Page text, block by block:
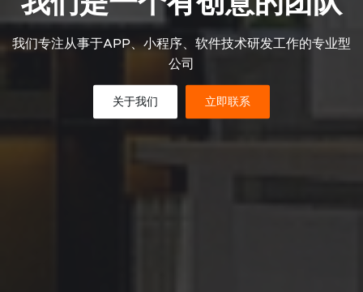
我们专注从事于APP、小程序、软件技术研发工作的专业型
公司
关于我们 立即联系